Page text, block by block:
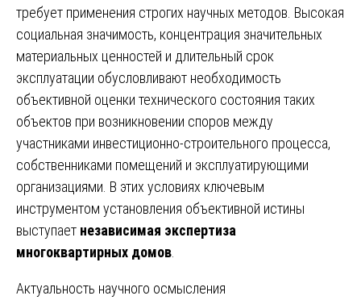
требует применения строгих научных методов. Высокая
социальная значимость, концентрация значительных
материальных ценностей и длительный срок
эксплуатации обусловливают необходимость
объективной оценки технического состояния таких
объектов при возникновении споров между
участниками инвестиционно-строительного процесса,
собственниками помещений и эксплуатирующими
организациями. В этих условиях ключевым
инструментом установления объективной истины
выступает независимая экспертиза
многоквартирных домов
Актуальность научного осмысления